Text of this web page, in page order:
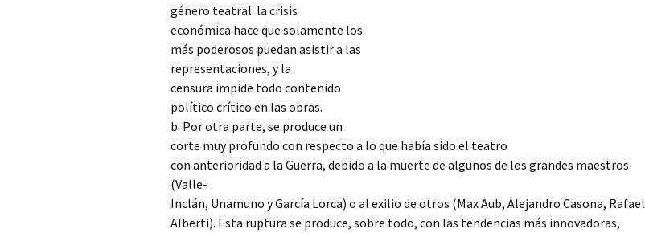
género teatral: la crisis
económica hace que solamente los
más poderosos puedan asistir a las
representaciones, y la
censura impide todo contenido
político crítico en las obras.
b. Por otra parte, se produce un
corte muy profundo con respecto a lo que había sido el teatro
con anterioridad a la Guerra, debido a la muerte de algunos de los grandes maestros
(Valle-
Inclán, Unamuno y García Lorca) o al exilio de otros (Max Aub, Alejandro Casona, Rafael
Alberti). Esta ruptura se produce, sobre todo, con las tendencias más innovadoras,